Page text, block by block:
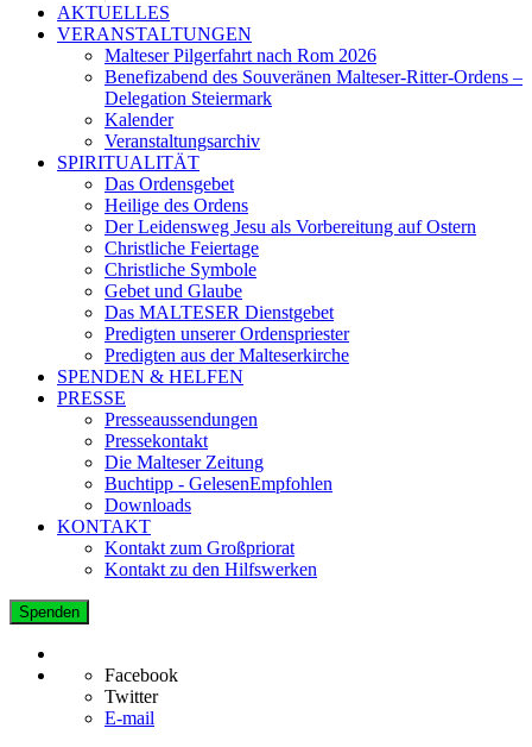
AKTUELLES
VERANSTALTUNGEN
Malteser Pilgerfahrt nach Rom 2026
Benefizabend des Souveränen Malteser-Ritter-Ordens –
Delegation Steiermark
Kalender
Veranstaltungsarchiv
SPIRITUALITÄT
Das Ordensgebet
Heilige des Ordens
Der Leidensweg Jesu als Vorbereitung auf Ostern
Christliche Feiertage
Christliche Symbole
Gebet und Glaube
Das MALTESER Dienstgebet
Predigten unserer Ordenspriester
Predigten aus der Malteserkirche
SPENDEN & HELFEN
PRESSE
Presseaussendungen
Pressekontakt
Die Malteser Zeitung
Buchtipp - GelesenEmpfohlen
Downloads
KONTAKT
Kontakt zum Großpriorat
Kontakt zu den Hilfswerken
Spenden
Facebook
Twitter
E-mail